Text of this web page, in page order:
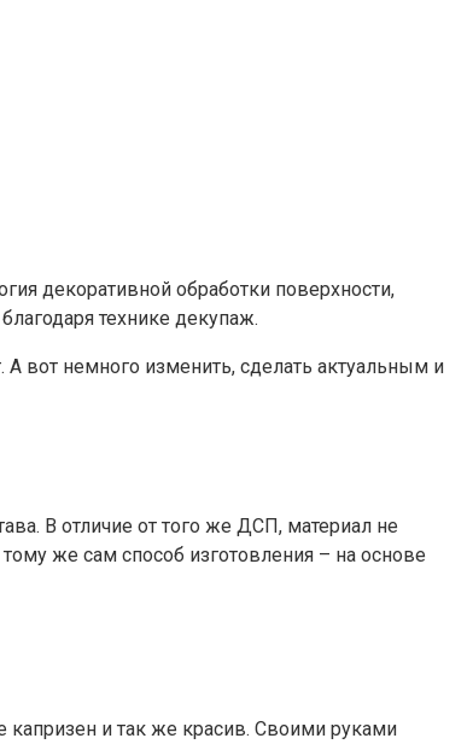
декоративной обработки поверхности,
технике декупаж.
вот немного изменить, сделать актуальным и
В отличие от того же ДСП, материал не
же сам способ изготовления – на основе
капризен и так же красив. Своими руками